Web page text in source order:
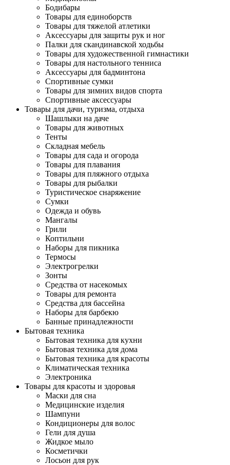
Бодибары
Товары для единоборств
Товары для тяжелой атлетики
Аксессуары для защиты рук и ног
Палки для скандинавской ходьбы
Товары для художественной гимнастики
Товары для настольного тенниса
Аксессуары для бадминтона
Спортивные сумки
Товары для зимних видов спорта
Спортивные аксессуары
Товары для дачи, туризма, отдыха
Шашлыки на даче
Товары для животных
Тенты
Складная мебель
Товары для сада и огорода
Товары для плавания
Товары для пляжного отдыха
Товары для рыбалки
Туристическое снаряжение
Сумки
Одежда и обувь
Мангалы
Грили
Коптильни
Наборы для пикника
Термосы
Электрогрелки
Зонты
Средства от насекомых
Товары для ремонта
Средства для бассейна
Наборы для барбекю
Банные принадлежности
Бытовая техника
Бытовая техника для кухни
Бытовая техника для дома
Бытовая техника для красоты
Климатическая техника
Электроника
Товары для красоты и здоровья
Маски для сна
Медицинские изделия
Шампуни
Кондиционеры для волос
Гели для душа
Жидкое мыло
Косметички
Лосьон для рук